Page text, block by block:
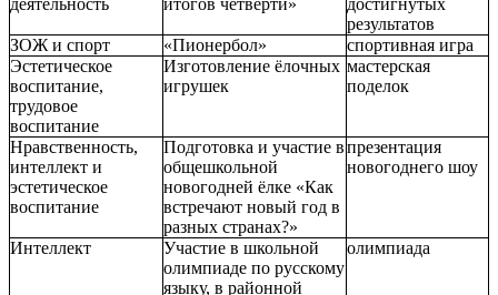
деятельность итогов четверти»
достигнутых
результатов
ЗОЖ и спорт
«Пионербол»
спортивная игра
Эстетическое
воспитание,
трудовое
воспитание
Изготовление ёлочных
игрушек
мастерская
поделок
Нравственность,
интеллект и
эстетическое
воспитание
Подготовка и участие в
общешкольной
новогодней ёлке «Как
встречают новый год в
разных странах?»
презентация
новогоднего шоу
Интеллект
Участие в школьной
олимпиаде по русскому
языку, в районной
олимпиада